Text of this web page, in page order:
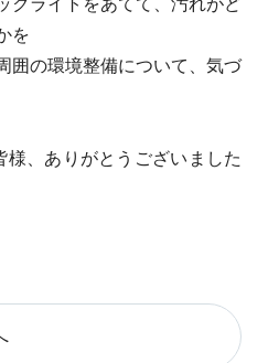
を
囲の環境整備について、気づ
、ありがとうございました